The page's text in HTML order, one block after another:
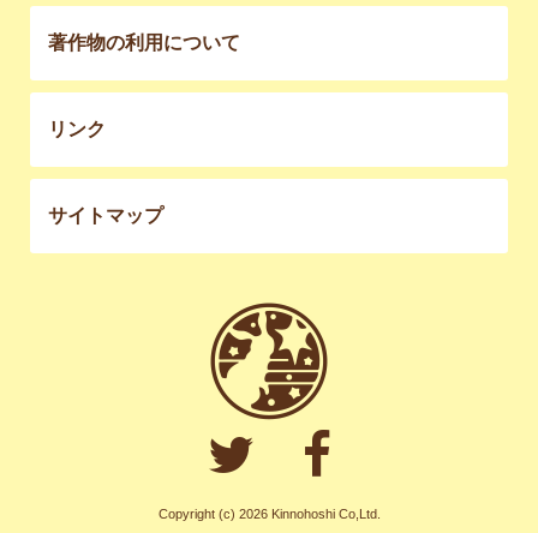
著作物の利用について
リンク
サイトマップ
Copyright (c) 2026 Kinnohoshi Co,Ltd.